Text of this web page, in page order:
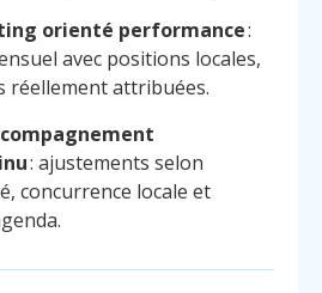
orienté performance:
avec positions locales,
réellement attribuées.
: ajustements selon
concurrence locale et